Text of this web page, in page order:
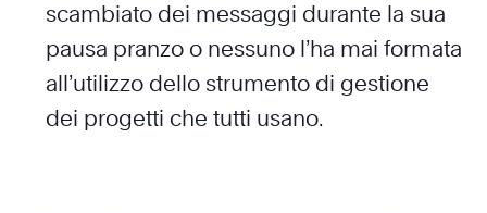
scambiato dei messaggi durante la sua
pausa pranzo o nessuno l’ha mai formata
all’utilizzo dello strumento di gestione
dei progetti che tutti usano.